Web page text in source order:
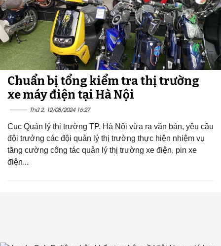
Chuẩn bị tổng kiểm tra thị trường
xe máy điện tại Hà Nội
Thứ 2, 12/08/2024 16:27
Cục Quản lý thị trường TP. Hà Nội vừa ra văn bản, yêu cầu
đội trưởng các đội quản lý thị trường thực hiện nhiệm vụ
tăng cường công tác quản lý thị trường xe điện, pin xe
điện...